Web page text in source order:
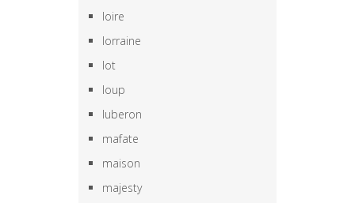
loire
lorraine
lot
loup
luberon
mafate
maison
majesty